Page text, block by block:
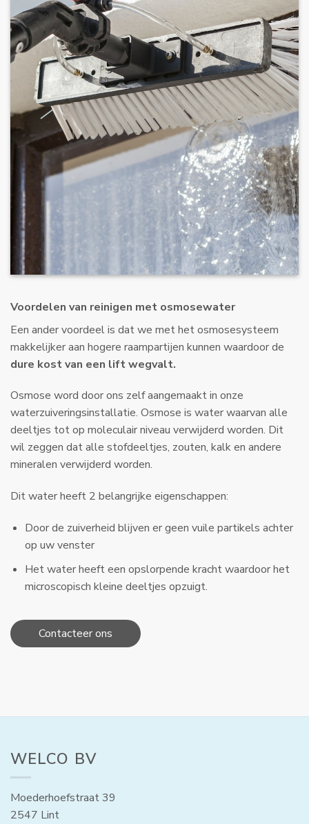
Voordelen van reinigen met osmosewater
Een ander voordeel is dat we met het osmosesysteem
makkelijker aan hogere raampartijen kunnen waardoor de
dure kost van een lift wegvalt.
Osmose word door ons zelf aangemaakt in onze
waterzuiveringsinstallatie. Osmose is water waarvan alle
deeltjes tot op moleculair niveau verwijderd worden. Dit
wil zeggen dat alle stofdeeltjes, zouten, kalk en andere
mineralen verwijderd worden.
​Dit water heeft 2 belangrijke eigenschappen:
Door de zuiverheid blijven er geen vuile partikels achter
op uw venster
Het water heeft een opslorpende kracht waardoor het
microscopisch kleine deeltjes opzuigt.
Contacteer ons
WELCO BV
Moederhoefstraat 39
2547 Lint